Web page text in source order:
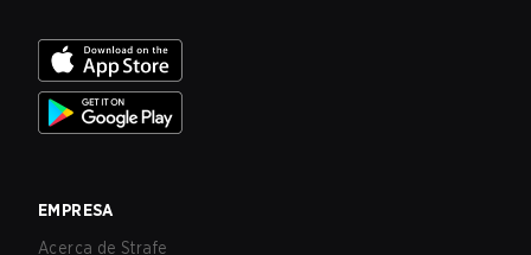
EMPRESA
Acerca de Strafe